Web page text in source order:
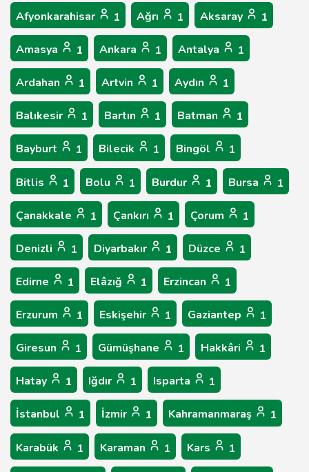
Afyonkarahisar 1 Ağrı 1 Aksaray 1
Amasya 1 Ankara 1 Antalya 1
Ardahan 1 Artvin 1 Aydın 1
Balıkesir 1 Bartın 1 Batman 1
Bayburt 1 Bilecik 1 Bingöl 1
Bitlis 1 Bolu 1 Burdur 1 Bursa 1
Çanakkale 1 Çankırı 1 Çorum 1
Denizli 1 Diyarbakır 1 Düzce 1
Edirne 1 Elâzığ 1 Erzincan 1
Erzurum 1 Eskişehir 1 Gaziantep 1
Giresun 1 Gümüşhane 1 Hakkâri 1
Hatay 1 Iğdır 1 Isparta 1
İstanbul 1 İzmir 1 Kahramanmaraş 1
Karabük 1 Karaman 1 Kars 1